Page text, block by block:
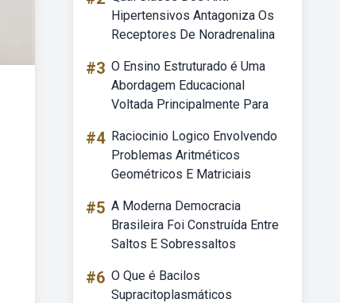
Hipertensivos Antagoniza Os
Receptores De Noradrenalina
#3 O Ensino Estruturado é Uma
Abordagem Educacional
Voltada Principalmente Para
#4 Raciocinio Logico Envolvendo
Problemas Aritméticos
Geométricos E Matriciais
#5 A Moderna Democracia
Brasileira Foi Construída Entre
Saltos E Sobressaltos
#6 O Que é Bacilos
Supracitoplasmáticos